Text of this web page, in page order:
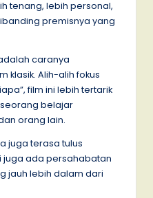
tenang, lebih personal,
premisnya yang
caranya
klasik. Alih-alih fokus
film ini lebih tertarik
belajar
orang lain.
juga terasa tulus
juga ada persahabatan
jauh lebih dalam dari